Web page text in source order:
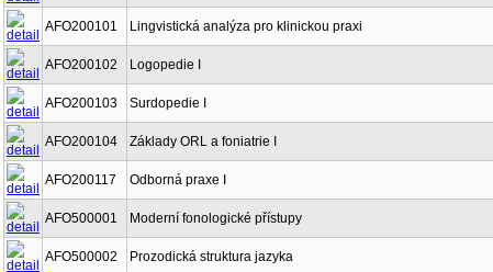
AFO200101 Lingvistická analýza pro klinickou praxi
AFO200102 Logopedie I
AFO200103 Surdopedie I
AFO200104 Základy ORL a foniatrie I
AFO200117 Odborná praxe I
AFO500001 Moderní fonologické přístupy
AFO500002 Prozodická struktura jazyka